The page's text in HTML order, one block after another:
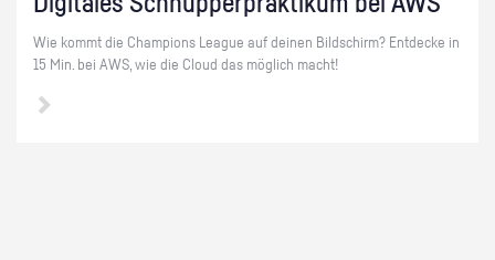
Wie kommt die Cham­pi­ons Le­ague auf dei­nen Bild­schirm? Ent­de­cke in
15 Min. bei AWS, wie die Cloud das mög­lich macht!